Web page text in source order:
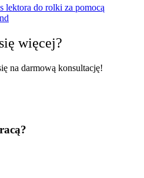
lektora do rolki za pomocą
więcej?
na darmową konsultację!